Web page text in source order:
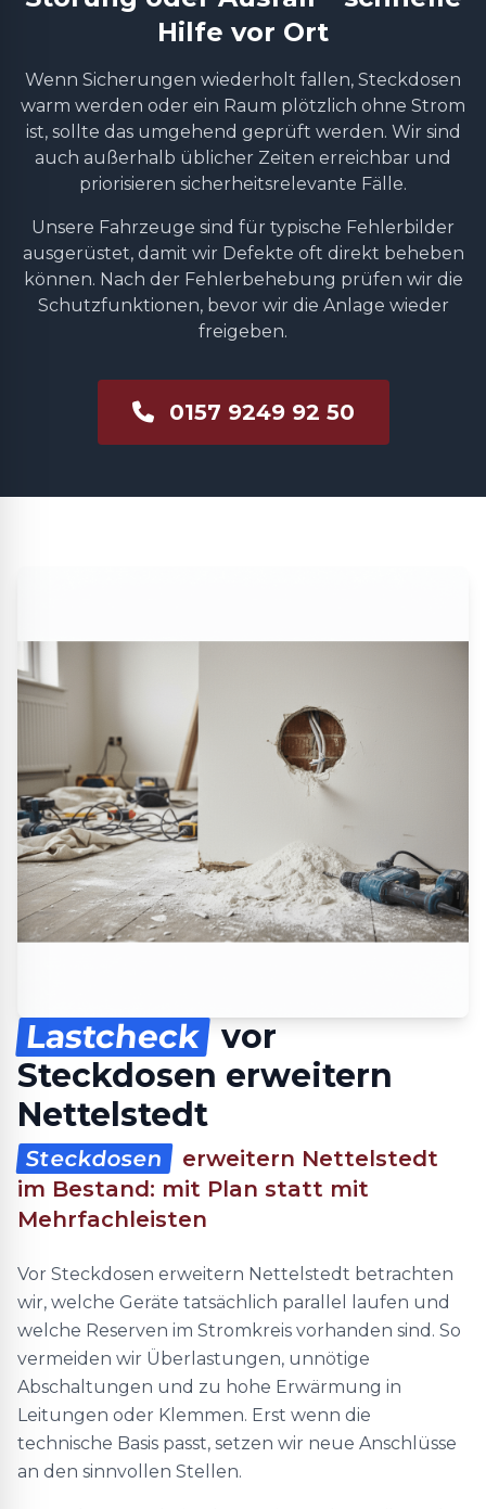
Hilfe vor Ort
Wenn Sicherungen wiederholt fallen, Steckdosen
warm werden oder ein Raum plötzlich ohne Strom
ist, sollte das umgehend geprüft werden. Wir sind
auch außerhalb üblicher Zeiten erreichbar und
priorisieren sicherheitsrelevante Fälle.
Unsere Fahrzeuge sind für typische Fehlerbilder
ausgerüstet, damit wir Defekte oft direkt beheben
können. Nach der Fehlerbehebung prüfen wir die
Schutzfunktionen, bevor wir die Anlage wieder
freigeben.
0157 9249 92 50
Lastcheck vor
Steckdosen erweitern
Nettelstedt
Steckdosen
erweitern Nettelstedt
im Bestand: mit Plan statt mit
Mehrfachleisten
Vor Steckdosen erweitern Nettelstedt betrachten
wir, welche Geräte tatsächlich parallel laufen und
welche Reserven im Stromkreis vorhanden sind. So
vermeiden wir Überlastungen, unnötige
Abschaltungen und zu hohe Erwärmung in
Leitungen oder Klemmen. Erst wenn die
technische Basis passt, setzen wir neue Anschlüsse
an den sinnvollen Stellen.